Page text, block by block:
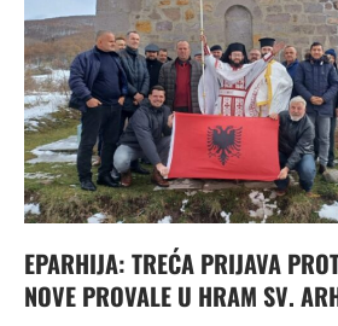
EPARHIJA: TREĆA PRIJAVA
NOVE PROVALE U HRAM SV.